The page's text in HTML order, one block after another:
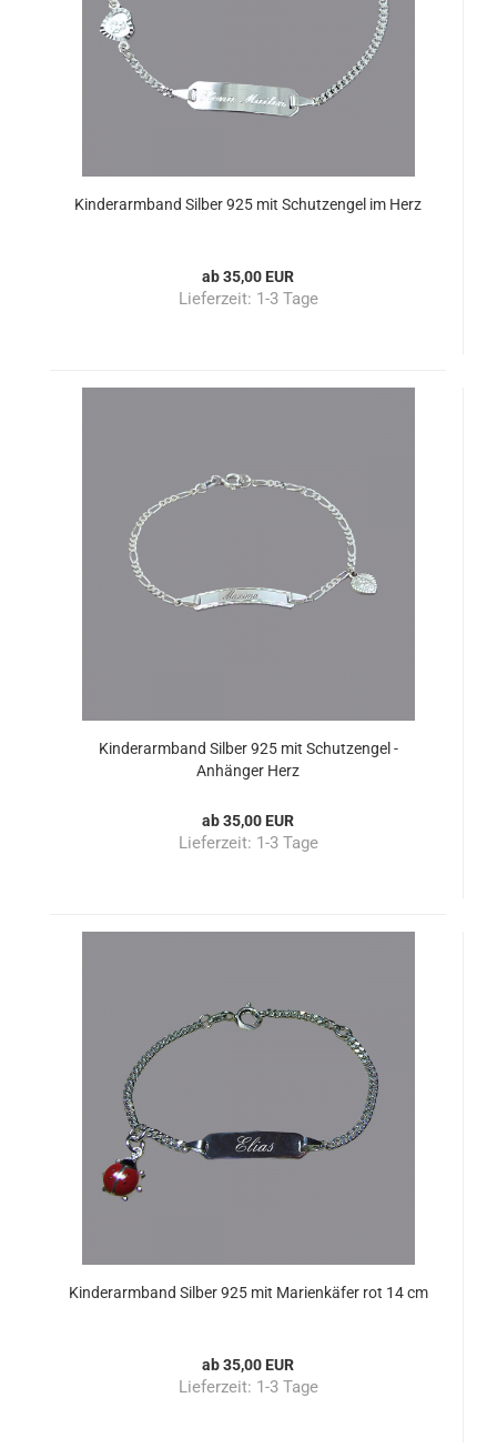
Kinderarmband Silber 925 mit Schutzengel im Herz
ab 35,00 EUR
Lieferzeit: 1-3 Tage
Kinderarmband Silber 925 mit Schutzengel -
Anhänger Herz
ab 35,00 EUR
Lieferzeit: 1-3 Tage
Kinderarmband Silber 925 mit Marienkäfer rot 14 cm
ab 35,00 EUR
Lieferzeit: 1-3 Tage